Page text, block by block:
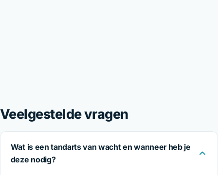
Veelgestelde vragen
Wat is een tandarts van wacht en wanneer heb je
deze nodig?